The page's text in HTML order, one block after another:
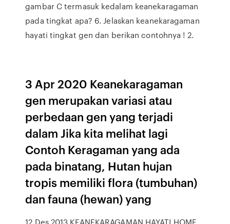
gambar C termasuk kedalam keanekaragaman
pada tingkat apa? 6. Jelaskan keanekaragaman
hayati tingkat gen dan berikan contohnya ! 2.
3 Apr 2020 Keanekaragaman
gen merupakan variasi atau
perbedaan gen yang terjadi
dalam Jika kita melihat lagi
Contoh Keragaman yang ada
pada binatang, Hutan hujan
tropis memiliki flora (tumbuhan)
dan fauna (hewan) yang
12 Des 2013 KEANEKARAGAMAN HAYATI HOME